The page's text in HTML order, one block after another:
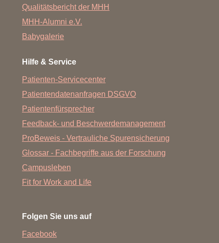
Qualitätsbericht der MHH
MHH-Alumni e.V.
Babygalerie
Hilfe & Service
Patienten-Servicecenter
Patientendatenanfragen DSGVO
Patientenfürsprecher
Feedback- und Beschwerdemanagement
ProBeweis - Vertrauliche Spurensicherung
Glossar - Fachbegriffe aus der Forschung
Campusleben
Fit for Work and Life
Folgen Sie uns auf
Facebook